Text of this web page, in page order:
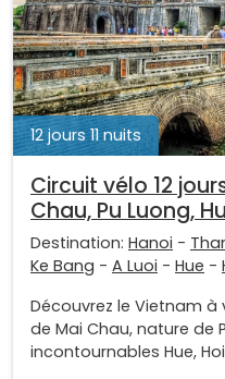
12 jours 11 nuits
Circuit vélo 12
Chau, Pu Luong,
Destination: Hanoi -
Ke Bang - A Luoi - Hue -
Découvrez le Vietnam à
de Mai Chau, nature de
incontournables Hue,